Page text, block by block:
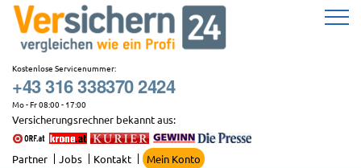
Zum
Inhalt
springen
Kostenlose Servicenummer:
+43 316 338370 2424
Mo - Fr 08:00 - 17:00
Versicherungsrechner bekannt aus:
Partner Jobs Kontakt Mein Konto